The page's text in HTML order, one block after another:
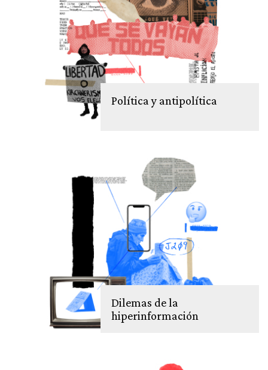
Política y antipolítica
Dilemas de la
hiperinformación